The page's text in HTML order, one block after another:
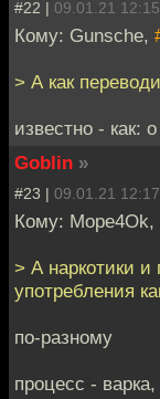
#22 | 09.01.21 12:15
Кому: Gunsche,
> А как
известно - как:
Goblin »
#23 | 09.01.21 12:17
Кому: Mope4Ok,
> А наркотики и
употребления
по-разному
процесс -